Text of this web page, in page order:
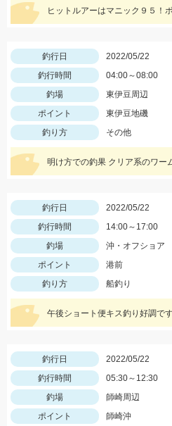
ヒットルアーはマニック９５！
釣行日
2022/05/22
釣行時間
04:00～08:00
釣場
東伊豆周辺
ポイント
東伊豆地磯
釣り方
その他
釣行日
2022/05/22
釣行時間
14:00～17:00
釣場
沖・オフショア
ポイント
港前
釣り方
船釣り
釣行日
2022/05/22
釣行時間
05:30～12:30
釣場
師崎周辺
ポイント
師崎沖